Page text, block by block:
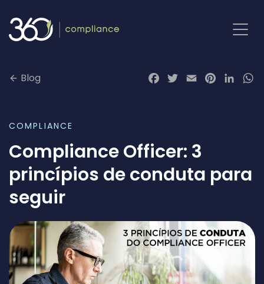
para
Blog
Facebook
Twitter
EmailPinterest
COMPLIANCE
Compliance Officer: 3
princípios de conduta para
seguir